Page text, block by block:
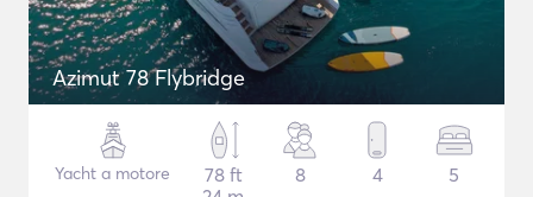
Azimut 78 Flybridge
Yacht a motore
78 ft
8 4 5